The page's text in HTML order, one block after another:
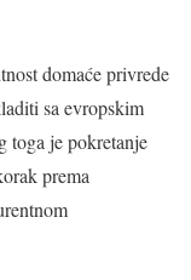
domaće privrede
sa evropskim
toga je pokretanje
prema